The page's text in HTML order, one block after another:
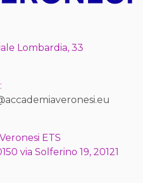
Lombardia, 33
ETS
via Solferino 19, 20121